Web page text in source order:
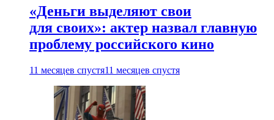
«Деньги выделяют свои
для своих»: актер назвал главную
проблему российского кино
11 месяцев спустя11 месяцев спустя